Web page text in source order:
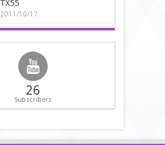
TX55
2011/10/17
26
Subscribers